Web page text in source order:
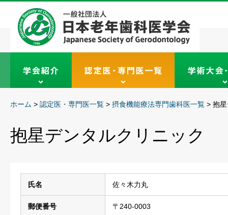
ホーム > 認定医・専門医一覧 > 摂食機能療法専門歯科医一覧 > 抱
抱星デンタルクリニック
氏名 佐々木力丸
郵便番号 〒240-0003